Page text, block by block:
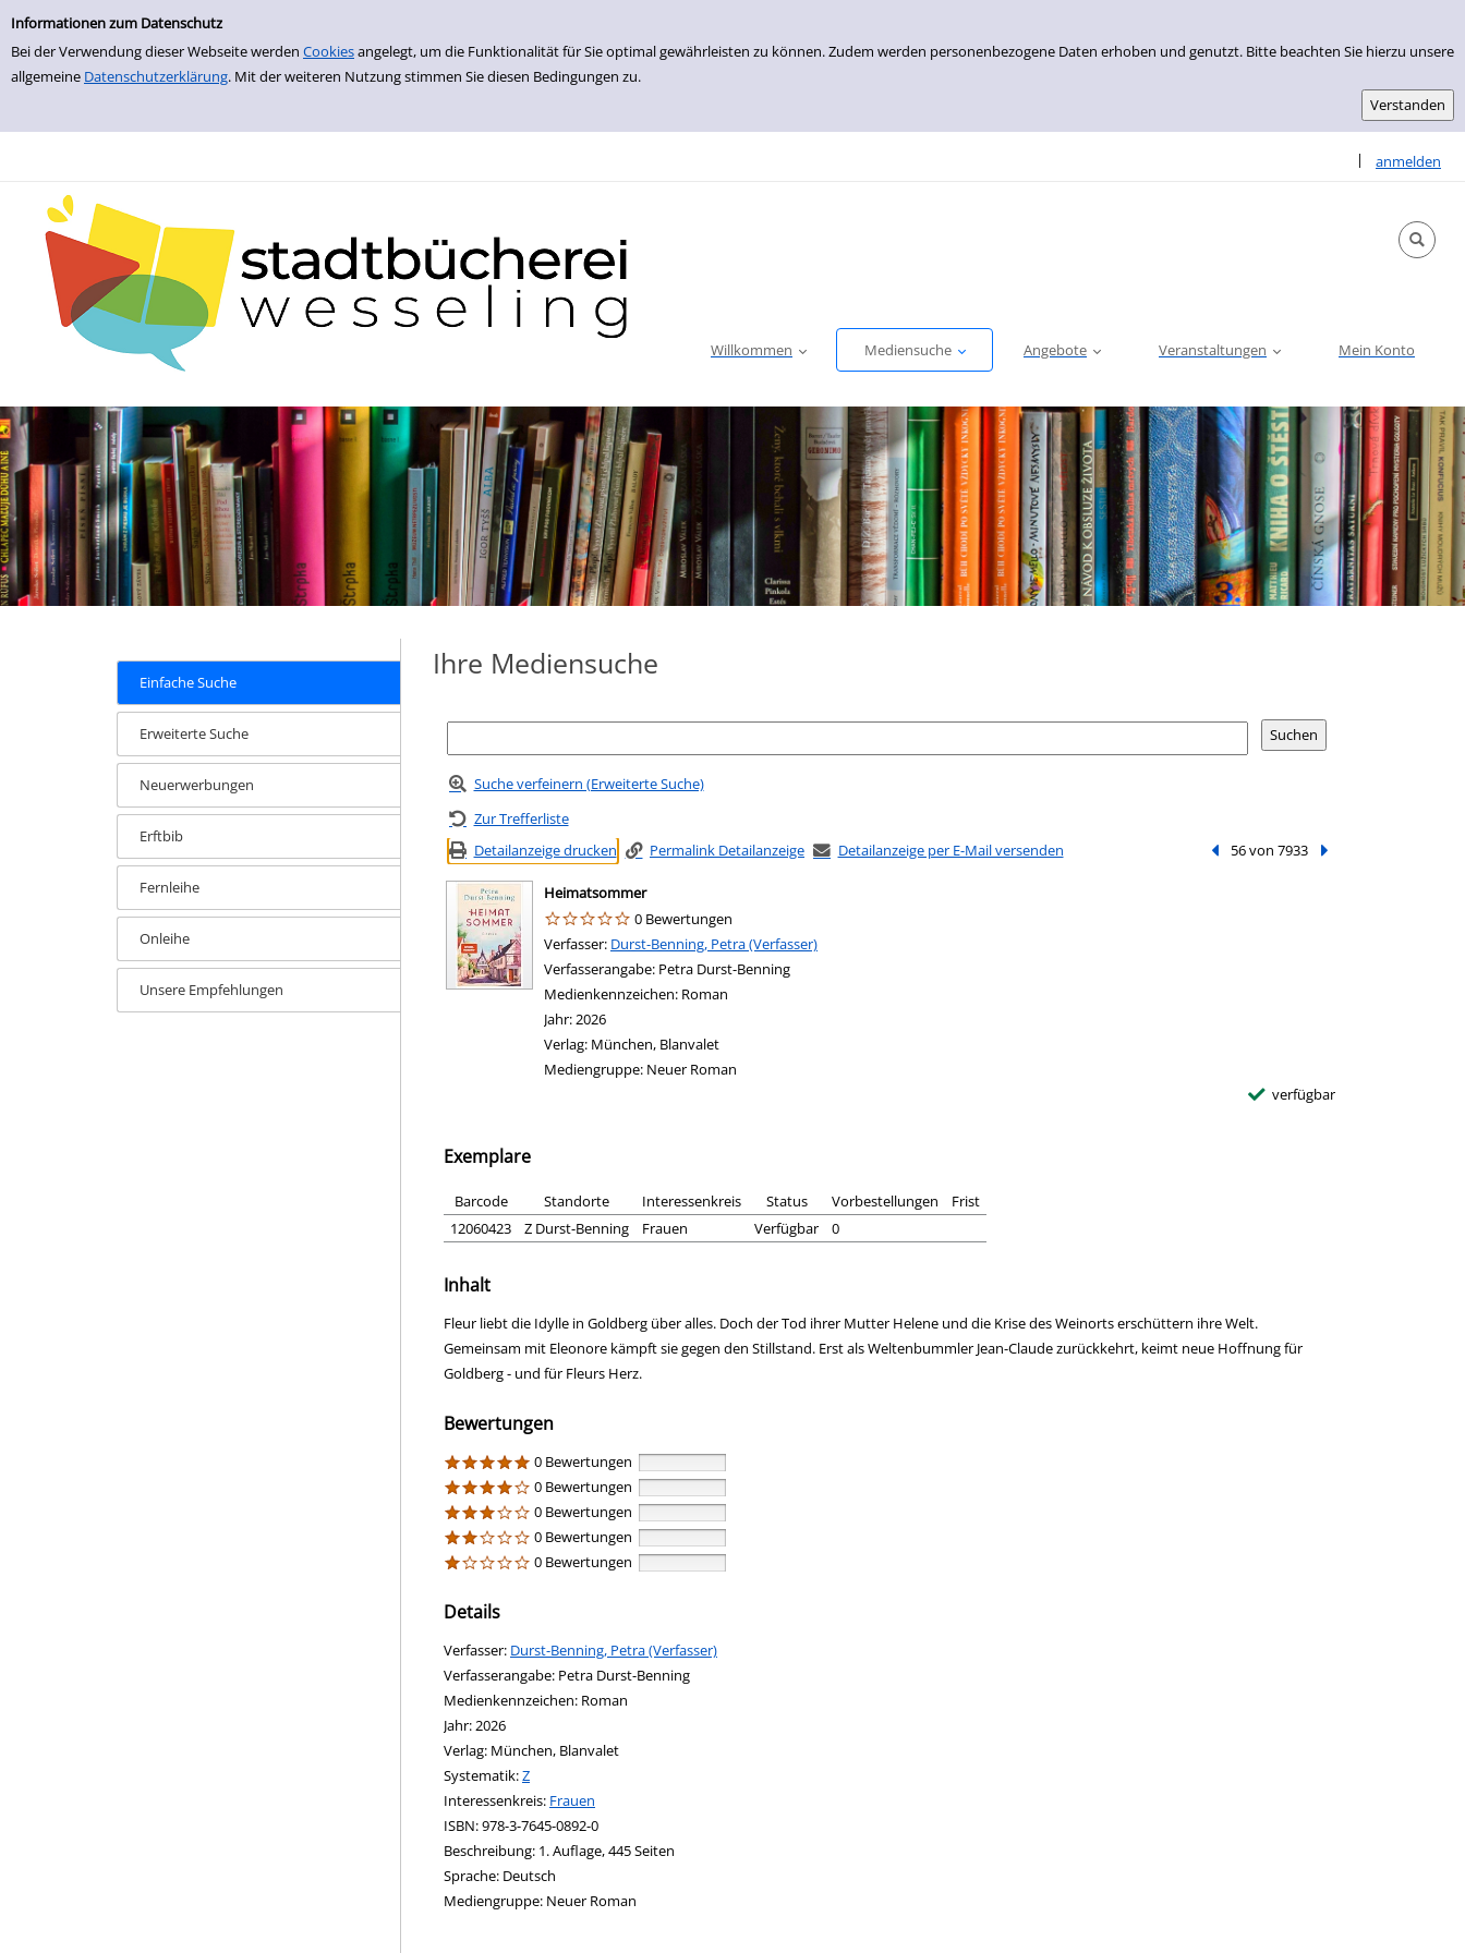
Informationen zum Datenschutz
Bei der Verwendung dieser Webseite werden Cookiesangelegt, um die Funktionalität für Sie optimal gewährleisten zu können. Zudem werden personenbezogene Daten erhoben und genutzt. Bitte beachten Sie hierzu unsere
allgemeine Datenschutzerklärung. Mit der weiteren Nutzung stimmen Sie diesen Bedingungen zu.
zur Navigation springen
zum Inhalt springen
Zur Detailanzeige springen
| anmelden
Sprache
Willkommen Mediensuche Angebote Veranstaltungen Mein Konto
Einfache Suche
Erweiterte Suche
Neuerwerbungen
Erftbib
Fernleihe
Onleihe
Unsere Empfehlungen
Ihre Mediensuche
Suche verfeinern (Erweiterte Suche)
Zur Trefferliste
Detailanzeige drucken
Permalink Detailanzeige Detailanzeige per E-Mail versenden Vorheriger Treffer
56 von 7933 Nächster Treffer
Heimatsommer
0 Bewertungen
Verfasser: Suche nach diesem Verfasser
Durst-Benning, Petra (Verfasser)
Verfasserangabe: Petra Durst-Benning
Medienkennzeichen: Roman
Jahr:2026
Verlag: München, Blanvalet
Mediengruppe: Neuer Roman
verfügbar
Exemplare
Barcode Standorte Interessenkreis Status Vorbestellungen
Frist
12060423
Z Durst-Benning Frauen Verfügbar 0
Inhalt
Fleur liebt die Idylle in Goldberg über alles. Doch der Tod ihrer Mutter Helene und die Krise des Weinorts erschüttern ihre Welt.
Gemeinsam mit Eleonore kämpft sie gegen den Stillstand. Erst als Weltenbummler Jean-Claude zurückkehrt, keimt neue Hoffnung für
Goldberg - und für Fleurs Herz.
Bewertungen
0 Bewertungen
0 Bewertungen
0 Bewertungen
0 Bewertungen
0 Bewertungen
Details
Verfasser: Suche nach diesem Verfasser
Durst-Benning, Petra (Verfasser)
Verfasserangabe: Petra Durst-Benning
Medienkennzeichen: Roman
Jahr:2026
Verlag: München, Blanvalet
opens in new tab
Diesen Link in neuem Tab öffnen
Systematik:Suche nach dieser Systematik
Z
Interessenkreis: Suche nach diesem Interessenskreis
Frauen
ISBN:978-3-7645-0892-0
Beschreibung: 1. Auflage, 445 Seiten
Suche nach dieser Beteiligten Person
Sprache: Deutsch
Mediengruppe: Neuer Roman